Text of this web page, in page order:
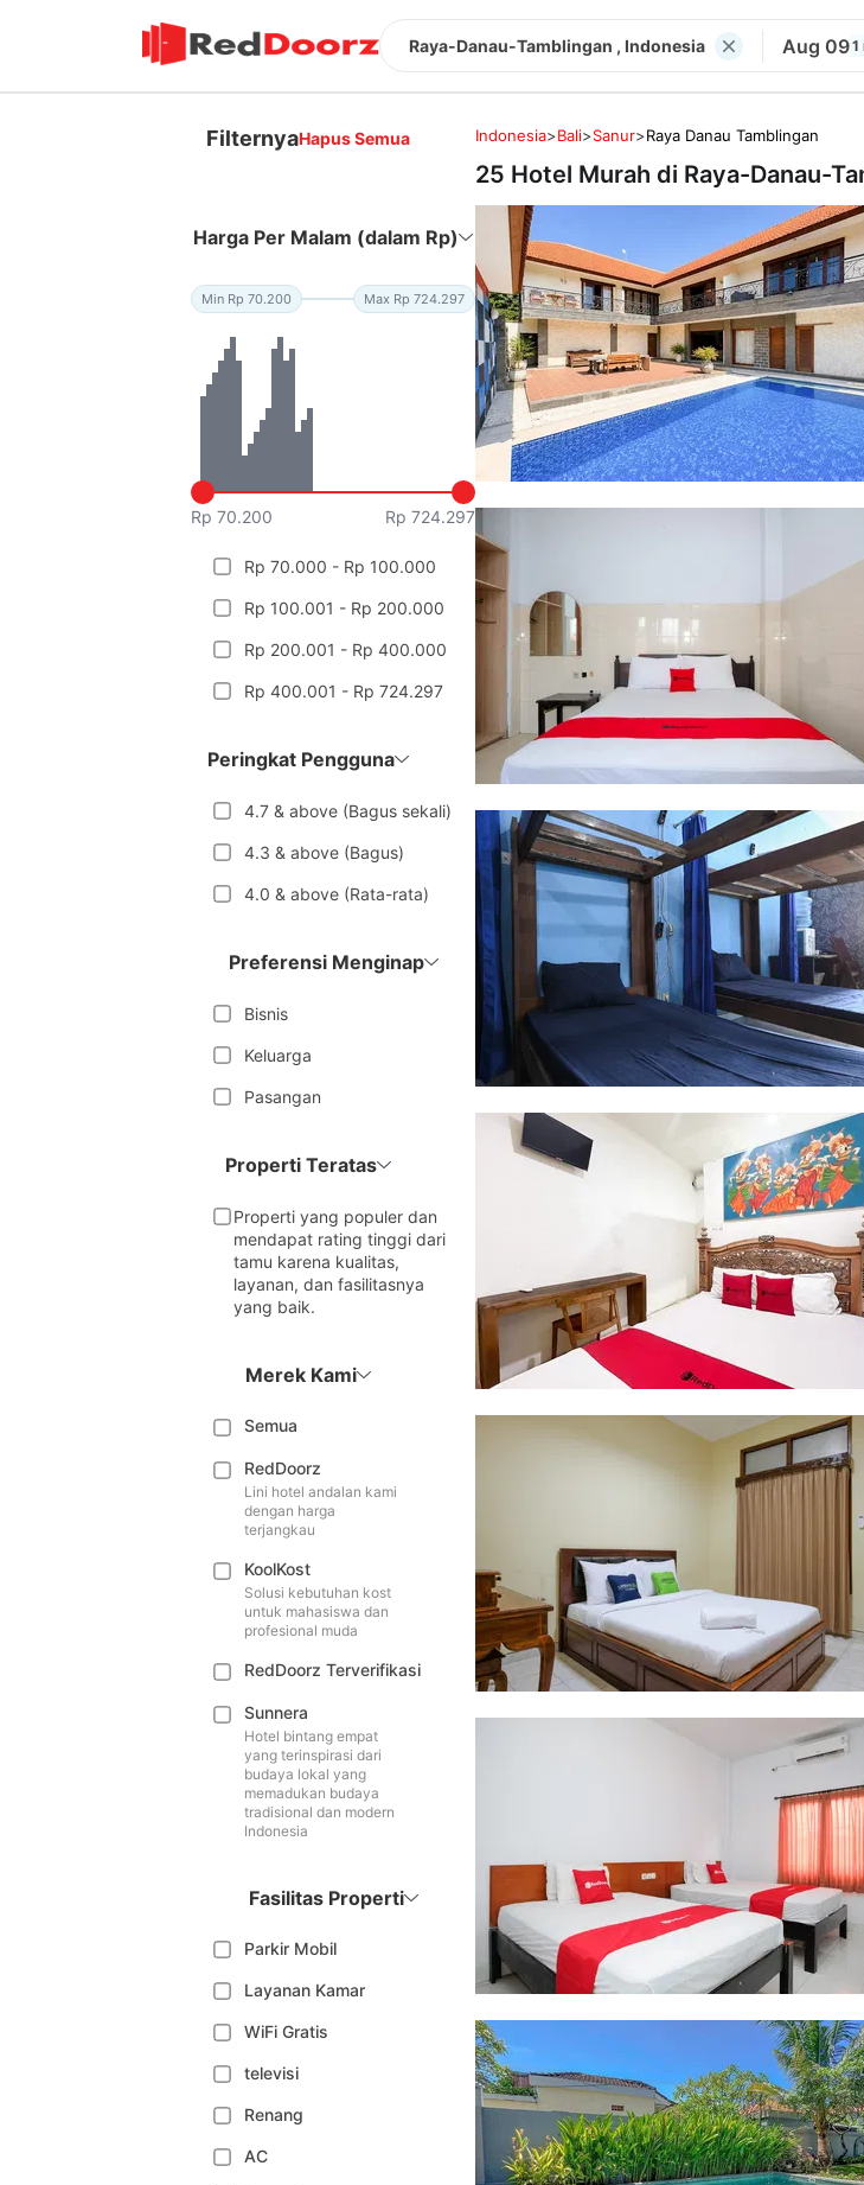
Raya-Danau-Tamblingan , Indonesia Aug 091
FilternyaHapus Semua
Harga Per Malam (dalam Rp)
Min Rp 70.200 Max Rp 724.297
Rp 70.200 Rp 724.297
Rp 70.000 - Rp 100.000
Rp 100.001 - Rp 200.000
Rp 200.001 - Rp 400.000
Rp 400.001 - Rp 724.297
Peringkat Pengguna
4.7 & above (Bagus sekali)
4.3 & above (Bagus)
4.0 & above (Rata-rata)
Preferensi Menginap
Bisnis
Keluarga
Pasangan
Properti Teratas
Properti yang populer dan
mendapat rating tinggi dari
tamu karena kualitas,
layanan, dan fasilitasnya
yang baik.
Merek Kami
Semua
RedDoorz
Lini hotel andalan kami
dengan harga
terjangkau
KoolKost
Solusi kebutuhan kost
untuk mahasiswa dan
profesional muda
RedDoorz Terverifikasi
Sunnera
Hotel bintang empat
yang terinspirasi dari
budaya lokal yang
memadukan budaya
tradisional dan modern
Indonesia
Fasilitas Properti
Parkir Mobil
Layanan Kamar
WiFi Gratis
televisi
Renang
AC
Indonesia>Bali>Sanur>Raya Danau Tamblingan
25 Hotel Murah di Raya-Danau-